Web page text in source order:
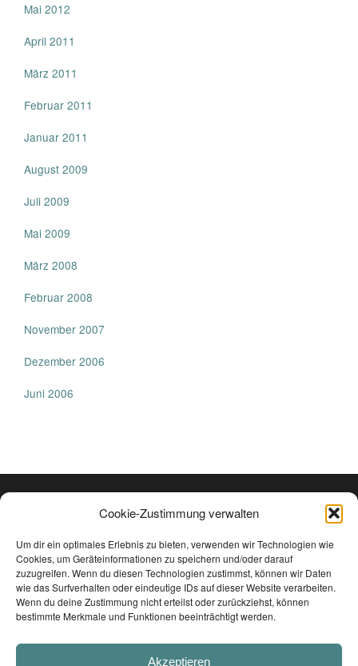
Cookie-Zustimmung verwalten
Um dir ein optimales Erlebnis zu bieten, verwenden wir Technologien wie
Cookies, um Geräteinformationen zu speichern und/oder darauf
zuzugreifen. Wenn du diesen Technologien zustimmst, können wir Daten
wie das Surfverhalten oder eindeutige IDs auf dieser Website verarbeiten.
Wenn du deine Zustimmung nicht erteilst oder zurückziehst, können
bestimmte Merkmale und Funktionen beeinträchtigt werden.
Akzeptieren
Mai 2012
April 2011
März 2011
Februar 2011
Januar 2011
August 2009
Juli 2009
Mai 2009
März 2008
Februar 2008
November 2007
Dezember 2006
Juni 2006
TRAUMTON RECORDS